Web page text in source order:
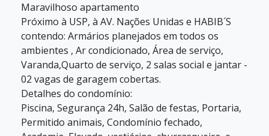
Maravilhoso apartamento
Próximo à USP, à AV. Nações Unidas e HABIB´S
contendo: Armários planejados em todos os
ambientes , Ar condicionado, Área de serviço,
Varanda,Quarto de serviço, 2 salas social e jantar -
02 vagas de garagem cobertas.
Detalhes do condomínio:
Piscina, Segurança 24h, Salão de festas, Portaria,
Permitido animais, Condomínio fechado,